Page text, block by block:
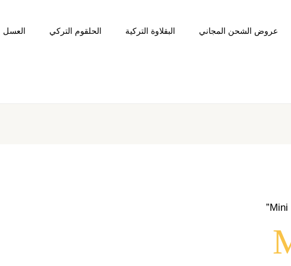
عروض الشحن المجاني البقلاوة التركية الحلقوم التركي العسل